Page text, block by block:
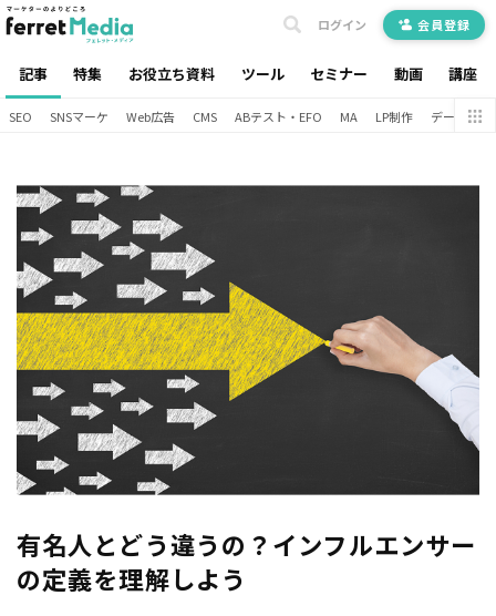
記事 特集 お役立ち資料 ツール セミナー 動画 講座
ログイン 会員登録
SEO SNSマーケ Web広告 CMS ABテスト・EFO MA LP制作 データ分析
有名人とどう違うの？インフルエンサー
の定義を理解しよう